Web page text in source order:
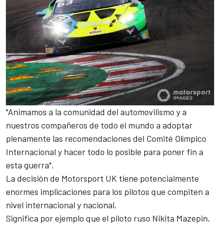
"Animamos a la comunidad del automovilismo y a
nuestros compañeros de todo el mundo a adoptar
plenamente las recomendaciones del Comité Olímpico
Internacional y hacer todo lo posible para poner fin a
esta guerra".
La decisión de Motorsport UK tiene potencialmente
enormes implicaciones para los pilotos que compiten a
nivel internacional y nacional.
Significa por ejemplo que el piloto ruso Nikita Mazepin,